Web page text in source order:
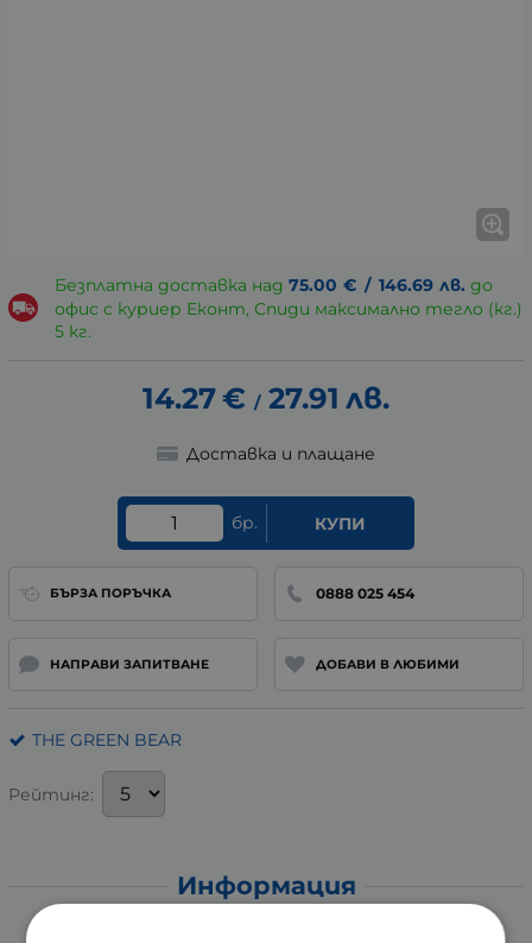
Безплатна доставка над 75.00 € / 146.69 лв. до
офис с куриер Еконт, Спиди максимално тегло (кг.)
5 кг.
14.27€ / 27.91 лв.
Доставка и плащане
бр. КУПИ
БЪРЗА ПОРЪЧКА 0888 025 454
НАПРАВИ ЗАПИТВАНЕ ДОБАВИ В ЛЮБИМИ
THE GREEN BEAR
Рейтинг:
Информация